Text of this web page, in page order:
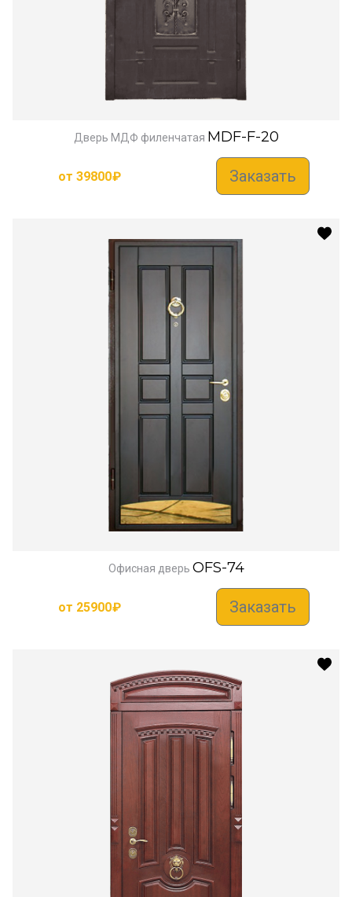
Дверь МДФ филенчатая MDF-F-20
от 39800₽ Заказать
Офисная дверь OFS-74
от 25900₽ Заказать